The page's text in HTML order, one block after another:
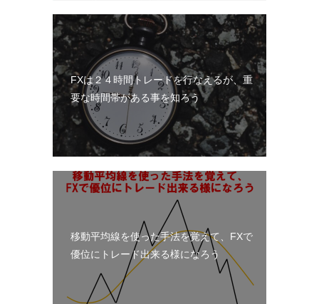
FXは２４時間トレードを行なえるが、重
要な時間帯がある事を知ろう
移動平均線を使った手法を覚えて、FXで
優位にトレード出来る様になろう